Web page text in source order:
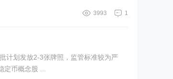
1
3993
计划发放2-3张牌照，监管标准较为严
币概念股 ...